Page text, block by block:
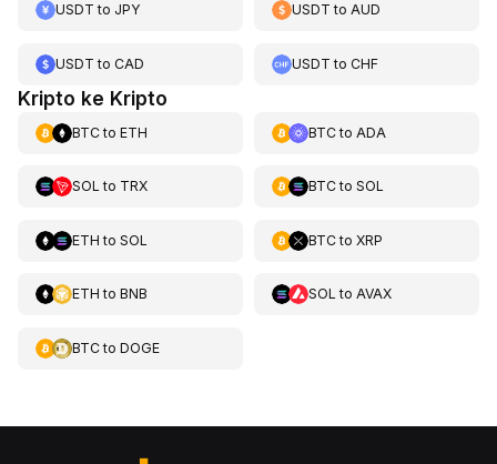
USDT to JPY USDT toAUD
USDT to CAD USDT toCHF
Kripto ke Kripto
BTCto ETH BTCto ADA
SOL to TRX BTCto SOL
ETH to SOL BTCto XRP
ETH to BNB SOL to AVAX
BTCto DOGE